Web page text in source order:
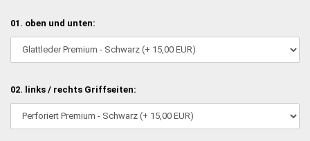
01. oben und unten:
02. links / rechts Griffseiten: